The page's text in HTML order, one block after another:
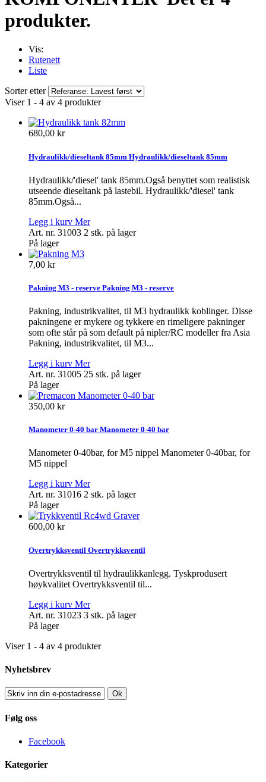
produkter.
Vis:
Rutenett
Liste
Sorter etter
Viser 1 - 4 av 4 produkter
680,00 kr
Hydraulikk/dieseltank 85mm Hydraulikk/dieseltank 85mm
Hydraulikk/'diesel' tank 85mm.Også benyttet som realistisk
utseende dieseltank på lastebil. Hydraulikk/'diesel' tank
85mm.Også...
Legg i kurv Mer
Art. nr. 31003 2 stk. på lager
På lager
7,00 kr
Pakning M3 - reserve Pakning M3 - reserve
Pakning, industrikvalitet, til M3 hydraulikk koblinger. Disse
pakningene er mykere og tykkere en rimeligere pakninger
som ofte står på som default på nipler/RC modeller fra Asia
Pakning, industrikvalitet, til M3...
Legg i kurv Mer
Art. nr. 31005 25 stk. på lager
På lager
350,00 kr
Manometer 0-40 bar Manometer 0-40 bar
Manometer 0-40bar, for M5 nippel Manometer 0-40bar, for
M5 nippel
Legg i kurv Mer
Art. nr. 31016 2 stk. på lager
På lager
600,00 kr
Overtrykksventil Overtrykksventil
Overtrykksventil til hydraulikkanlegg. Tyskprodusert
høykvalitet Overtrykksventil til...
Legg i kurv Mer
Art. nr. 31023 3 stk. på lager
På lager
Viser 1 - 4 av 4 produkter
Nyhetsbrev
Ok
Følg oss
Facebook
Kategorier